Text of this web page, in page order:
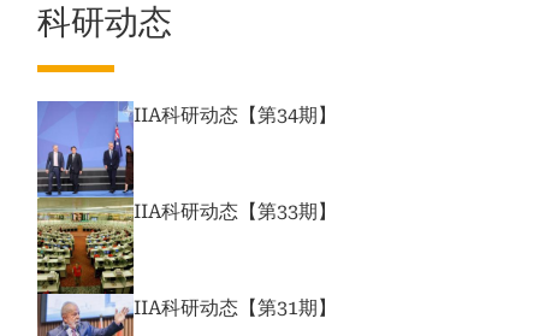
科研动态
IIA科研动态【第34期】
IIA科研动态【第33期】
IIA科研动态【第31期】